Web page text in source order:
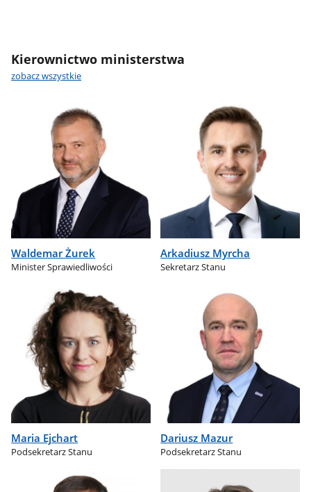
Kierownictwo ministerstwa
zobacz wszystkie
Waldemar Żurek
Minister Sprawiedliwości
Arkadiusz Myrcha
Sekretarz Stanu
Maria Ejchart
Podsekretarz Stanu
Dariusz Mazur
Podsekretarz Stanu